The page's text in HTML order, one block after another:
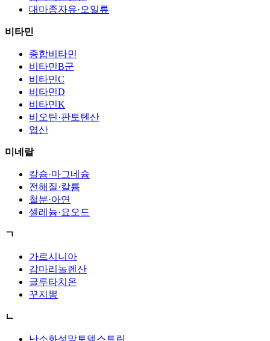
대마종자유·오일류
비타민
종합비타민
비타민B군
비타민C
비타민D
비타민K
비오틴·판토텐산
엽산
미네랄
칼슘·마그네슘
전해질·칼륨
철분·아연
셀레늄·요오드
ㄱ
가르시니아
감마리놀렌산
글루타치온
꾸지뽕
ㄴ
난소화성말토덱스트린